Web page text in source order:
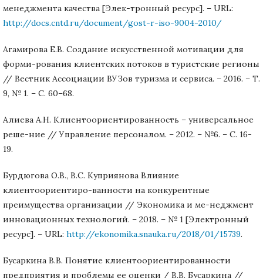
менеджмента качества [Элек-тронный ресурс]. – URL:
http://docs.cntd.ru/document/gost-r-iso-9004-2010/
Агамирова Е.В. Создание искусственной мотивации для
форми-рования клиентских потоков в туристские регионы
// Вестник Ассоциации ВУЗов туризма и сервиса. – 2016. – Т.
9, № 1. – С. 60–68.
Алиева А.Н. Клиентоориентированность – универсальное
реше-ние // Управление персоналом. – 2012. – №6. – С. 16-
19.
Бурдюгова О.В., В.С. Куприянова Влияние
клиентоориентиро-ванности на конкурентные
преимущества организации // Экономика и ме-неджмент
инновационных технологий. – 2018. – № 1 [Электронный
ресурс]. – URL: http://ekonomika.snauka.ru/2018/01/15739.
Бусаркина В.В. Понятие клиентоориентированности
предприятия и проблемы ее оценки / В.В. Бусаркина //